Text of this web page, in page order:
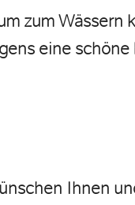
zum Wässern
eine schöne
Ihnen